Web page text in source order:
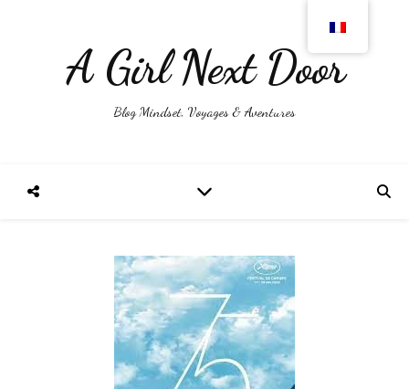
A Girl Next Door
Blog Mindset, Voyages & Aventures